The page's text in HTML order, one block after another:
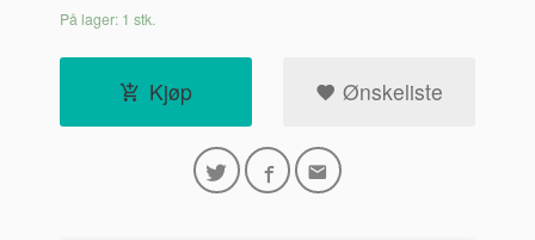
På lager: 1 stk.
Kjøp Ønskeliste